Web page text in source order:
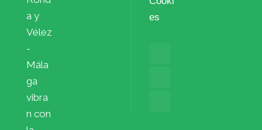
a y
Vélez
-
Mála
ga
vibra
n con
es